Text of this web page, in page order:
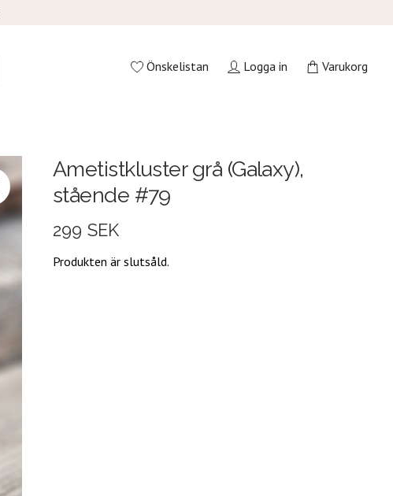
Önskelistan Logga in Varukorg
Ametistkluster grå (Galaxy),
stående #79
299 SEK
Produkten är slutsåld.